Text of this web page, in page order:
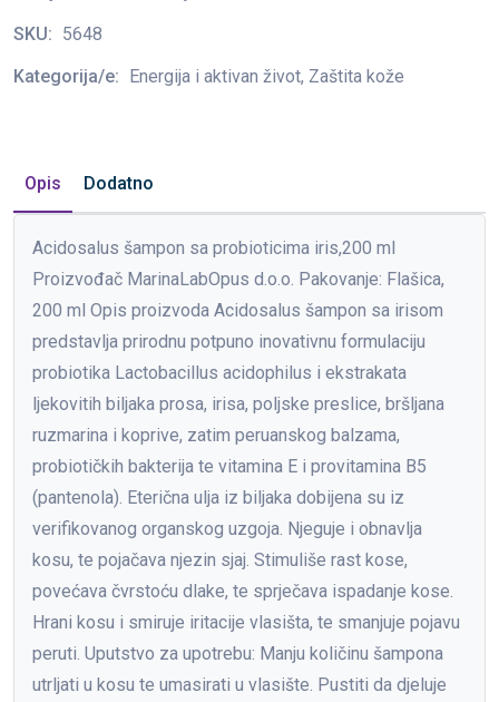
SKU: 5648
Kategorija/e: Energija i aktivan život, Zaštita kože
Opis Dodatno
Acidosalus šampon sa probioticima iris,200 ml
Proizvođač MarinaLabOpus d.o.o. Pakovanje: Flašica,
200 ml Opis proizvoda Acidosalus šampon sa irisom
predstavlja prirodnu potpuno inovativnu formulaciju
probiotika Lactobacillus acidophilus i ekstrakata
ljekovitih biljaka prosa, irisa, poljske preslice, bršljana
ruzmarina i koprive, zatim peruanskog balzama,
probiotičkih bakterija te vitamina E i provitamina B5
(pantenola). Eterična ulja iz biljaka dobijena su iz
verifikovanog organskog uzgoja. Njeguje i obnavlja
kosu, te pojačava njezin sjaj. Stimuliše rast kose,
povećava čvrstoću dlake, te sprječava ispadanje kose.
Hrani kosu i smiruje iritacije vlasišta, te smanjuje pojavu
peruti. Uputstvo za upotrebu: Manju količinu šampona
utrljati u kosu te umasirati u vlasište. Pustiti da djeluje